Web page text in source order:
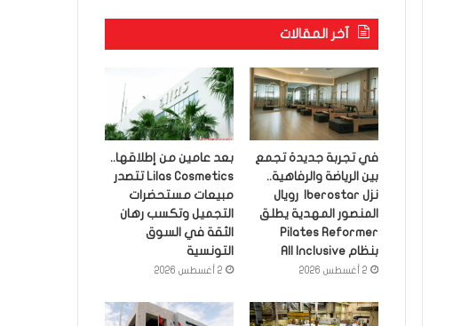
آخر المقالات
في تجربة جديدة تجمع
بين الرياضة والرفاهية..
نزل Iberostar رويال
المنصور المهدية يطلق
Pilates Reformer
بنظام All Inclusive
2 أغسطس 2026
بعد عامين من إطلاقها..
Lilas Cosmetics تتصدر
مبيعات مستحضرات
التجميل وتكسب رهان
الثقة في السوق
التونسية
2 أغسطس 2026